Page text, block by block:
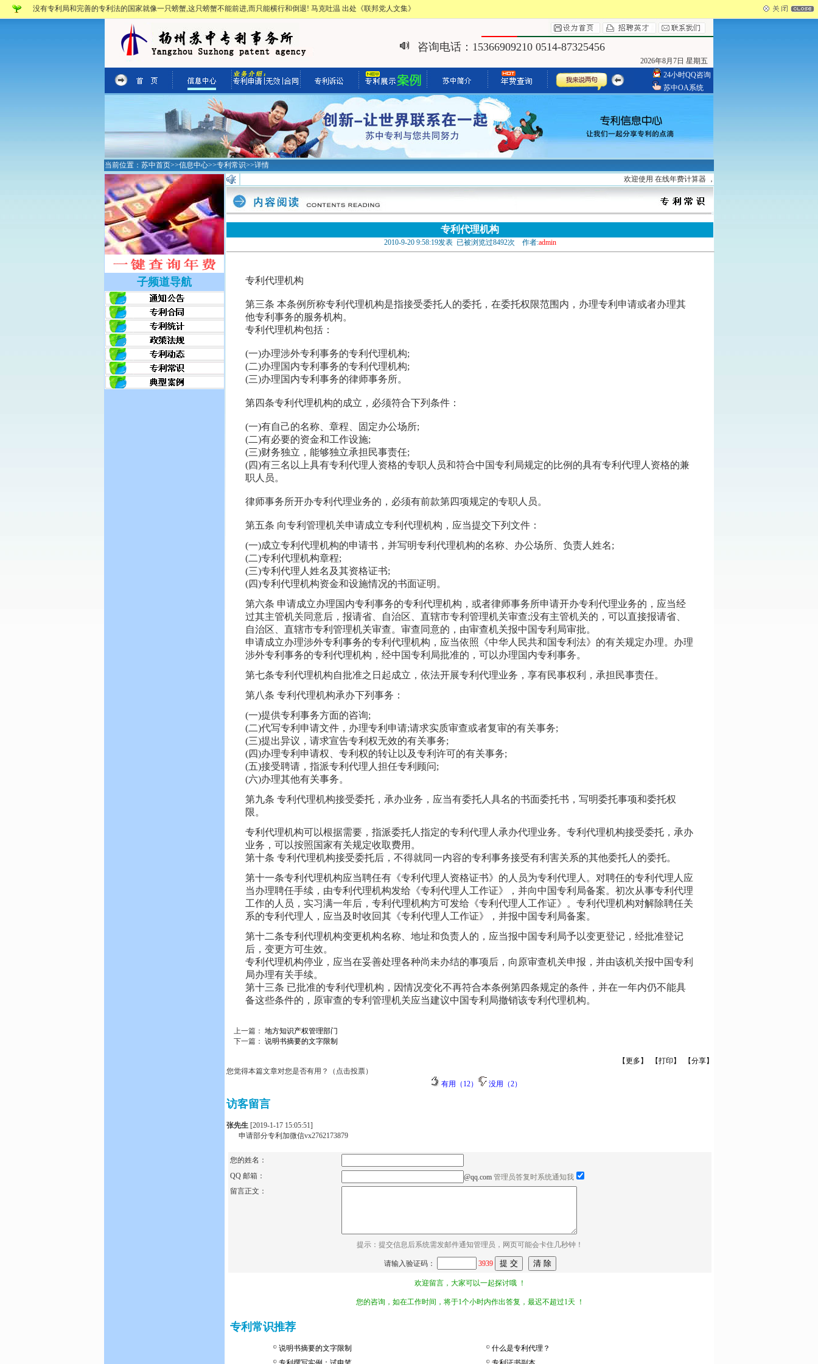
没有专利局和完善的专利法的国家就像一只螃蟹,这只螃蟹不能前进,而只能横行和倒退! 马克吐温 出处《联邦党人文集》
咨询电话：15366909210 0514-87325456
2026年8月7日 星期五
24小时QQ咨询
苏中OA系统
当前位置： 苏中首页>>信息中心>>专利常识>>详情
子频道导航
欢迎使用 在线年费计算器 ，请登录
专利代理机构
2010-9-20 9:58:19发表 已被浏览过8492次 作者:admin
专利代理机构
第三条 本条例所称专利代理机构是指接受委托人的委托，在委托权限范围内，办理专利申请或者办理其
他专利事务的服务机构。
专利代理机构包括：
(一)办理涉外专利事务的专利代理机构;
(二)办理国内专利事务的专利代理机构;
(三)办理国内专利事务的律师事务所。
第四条专利代理机构的成立，必须符合下列条件：
(一)有自己的名称、章程、固定办公场所;
(二)有必要的资金和工作设施;
(三)财务独立，能够独立承担民事责任;
(四)有三名以上具有专利代理人资格的专职人员和符合中国专利局规定的比例的具有专利代理人资格的兼
职人员。
律师事务所开办专利代理业务的，必须有前款第四项规定的专职人员。
第五条 向专利管理机关申请成立专利代理机构，应当提交下列文件：
(一)成立专利代理机构的申请书，并写明专利代理机构的名称、办公场所、负责人姓名;
(二)专利代理机构章程;
(三)专利代理人姓名及其资格证书;
(四)专利代理机构资金和设施情况的书面证明。
第六条 申请成立办理国内专利事务的专利代理机构，或者律师事务所申请开办专利代理业务的，应当经
过其主管机关同意后，报请省、自治区、直辖市专利管理机关审查;没有主管机关的，可以直接报请省、
自治区、直辖市专利管理机关审查。审查同意的，由审查机关报中国专利局审批。
申请成立办理涉外专利事务的专利代理机构，应当依照《中华人民共和国专利法》的有关规定办理。办理
涉外专利事务的专利代理机构，经中国专利局批准的，可以办理国内专利事务。
第七条专利代理机构自批准之日起成立，依法开展专利代理业务，享有民事权利，承担民事责任。
第八条 专利代理机构承办下列事务：
(一)提供专利事务方面的咨询;
(二)代写专利申请文件，办理专利申请;请求实质审查或者复审的有关事务;
(三)提出异议，请求宣告专利权无效的有关事务;
(四)办理专利申请权、专利权的转让以及专利许可的有关事务;
(五)接受聘请，指派专利代理人担任专利顾问;
(六)办理其他有关事务。
第九条 专利代理机构接受委托，承办业务，应当有委托人具名的书面委托书，写明委托事项和委托权
限。
专利代理机构可以根据需要，指派委托人指定的专利代理人承办代理业务。专利代理机构接受委托，承办
业务，可以按照国家有关规定收取费用。
第十条 专利代理机构接受委托后，不得就同一内容的专利事务接受有利害关系的其他委托人的委托。
第十一条专利代理机构应当聘任有《专利代理人资格证书》的人员为专利代理人。对聘任的专利代理人应
当办理聘任手续，由专利代理机构发给《专利代理人工作证》，并向中国专利局备案。初次从事专利代理
工作的人员，实习满一年后，专利代理机构方可发给《专利代理人工作证》。专利代理机构对解除聘任关
系的专利代理人，应当及时收回其《专利代理人工作证》，并报中国专利局备案。
第十二条专利代理机构变更机构名称、地址和负责人的，应当报中国专利局予以变更登记，经批准登记
后，变更方可生效。
专利代理机构停业，应当在妥善处理各种尚未办结的事项后，向原审查机关申报，并由该机关报中国专利
局办理有关手续。
第十三条 已批准的专利代理机构，因情况变化不再符合本条例第四条规定的条件，并在一年内仍不能具
备这些条件的，原审查的专利管理机关应当建议中国专利局撤销该专利代理机构。
上一篇： 地方知识产权管理部门
下一篇： 说明书摘要的文字限制
【更多】 【打印】
【分享】
您觉得本篇文章对您是否有用？（点击投票）
有用（12）
没用（2）
访客留言
张先生 [2019-1-17 15:05:51]
申请部分专利加微信vx2762173879
您的姓名：
QQ 邮箱：
@qq.com 管理员答复时系统通知我
留言正文：
提示：提交信息后系统需发邮件通知管理员，网页可能会卡住几秒钟！
请输入验证码： 3939
欢迎留言，大家可以一起探讨哦 ！
您的咨询，如在工作时间，将于1个小时内作出答复，最迟不超过1天 ！
专利常识推荐
说明书摘要的文字限制
什么是专利代理？